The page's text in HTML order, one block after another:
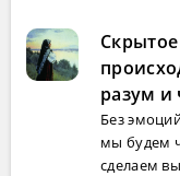
разум и
Без
мы будем
сделаем